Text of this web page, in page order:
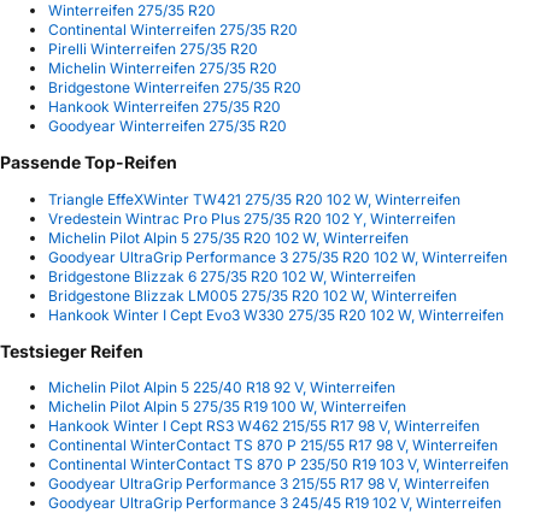
Winterreifen 275/35 R20
Continental Winterreifen 275/35 R20
Pirelli Winterreifen 275/35 R20
Michelin Winterreifen 275/35 R20
Bridgestone Winterreifen 275/35 R20
Hankook Winterreifen 275/35 R20
Goodyear Winterreifen 275/35 R20
Passende Top-Reifen
Triangle EffeXWinter TW421 275/35 R20 102 W, Winterreifen
Vredestein Wintrac Pro Plus 275/35 R20 102 Y, Winterreifen
Michelin Pilot Alpin 5 275/35 R20 102 W, Winterreifen
Goodyear UltraGrip Performance 3 275/35 R20 102 W, Winterreifen
Bridgestone Blizzak 6 275/35 R20 102 W, Winterreifen
Bridgestone Blizzak LM005 275/35 R20 102 W, Winterreifen
Hankook Winter I Cept Evo3 W330 275/35 R20 102 W, Winterreifen
Testsieger Reifen
Michelin Pilot Alpin 5 225/40 R18 92 V, Winterreifen
Michelin Pilot Alpin 5 275/35 R19 100 W, Winterreifen
Hankook Winter I Cept RS3 W462 215/55 R17 98 V, Winterreifen
Continental WinterContact TS 870 P 215/55 R17 98 V, Winterreifen
Continental WinterContact TS 870 P 235/50 R19 103 V, Winterreifen
Goodyear UltraGrip Performance 3 215/55 R17 98 V, Winterreifen
Goodyear UltraGrip Performance 3 245/45 R19 102 V, Winterreifen